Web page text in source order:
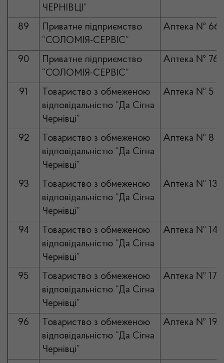
ЧЕРНІВЦІ”
89
Приватне підприємство
“СОЛОМІЯ-СЕРВІС”
Аптека № 66
90
Приватне підприємство
“СОЛОМІЯ-СЕРВІС”
Аптека № 76
91
Товариство з обмеженою
відповідальністю “Да Сігна
Чернівці”
Аптека № 5
92
Товариство з обмеженою
відповідальністю “Да Сігна
Чернівці”
Аптека № 8
93
Товариство з обмеженою
відповідальністю “Да Сігна
Чернівці”
Аптека № 13
94
Товариство з обмеженою
відповідальністю “Да Сігна
Чернівці”
Аптека № 14
95
Товариство з обмеженою
відповідальністю “Да Сігна
Чернівці”
Аптека № 17
96
Товариство з обмеженою
відповідальністю “Да Сігна
Чернівці”
Аптека № 19